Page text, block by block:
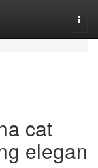
cat
elegan